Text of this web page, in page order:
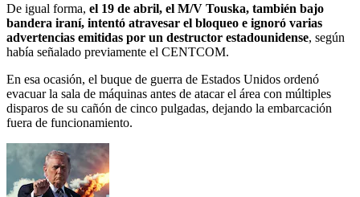
De igual forma, el 19 de abril, el M/V Touska, también bajo
bandera iraní, intentó atravesar el bloqueo e ignoró varias
advertencias emitidas por un destructor estadounidense, según
había señalado previamente el CENTCOM.
En esa ocasión, el buque de guerra de Estados Unidos ordenó
evacuar la sala de máquinas antes de atacar el área con múltiples
disparos de su cañón de cinco pulgadas, dejando la embarcación
fuera de funcionamiento.